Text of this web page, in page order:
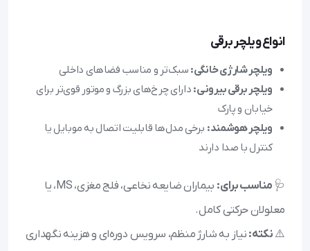
انواع ویلچر برقی
ویلچر شارژی خانگی: سبک‌تر و مناسب فضاهای داخلی
ویلچر برقی بیرونی: دارای چرخ‌های بزرگ و موتور قوی‌تر برای
خیابان و پارک
ویلچر هوشمند: برخی مدل‌ها قابلیت اتصال به موبایل یا
کنترل با صدا دارند
🩺 مناسب برای:
بیماران ضایعه نخاعی، فلج مغزی، MS، یا
معلولان حرکتی کامل.
⚠️ نکته: نیاز به شارژ منظم، سرویس دوره‌ای و هزینه نگهداری